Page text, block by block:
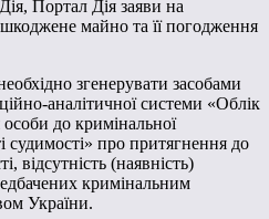
Портал Дія заяви на
майно та її погодження
згенерувати засобами
аналітичної системи «Облік
до кримінальної
судимості» про притягнення до
відсутність (наявність)
кримінальним
України.